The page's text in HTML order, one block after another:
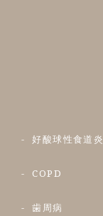
好酸球性食道炎
COPD
歯周病